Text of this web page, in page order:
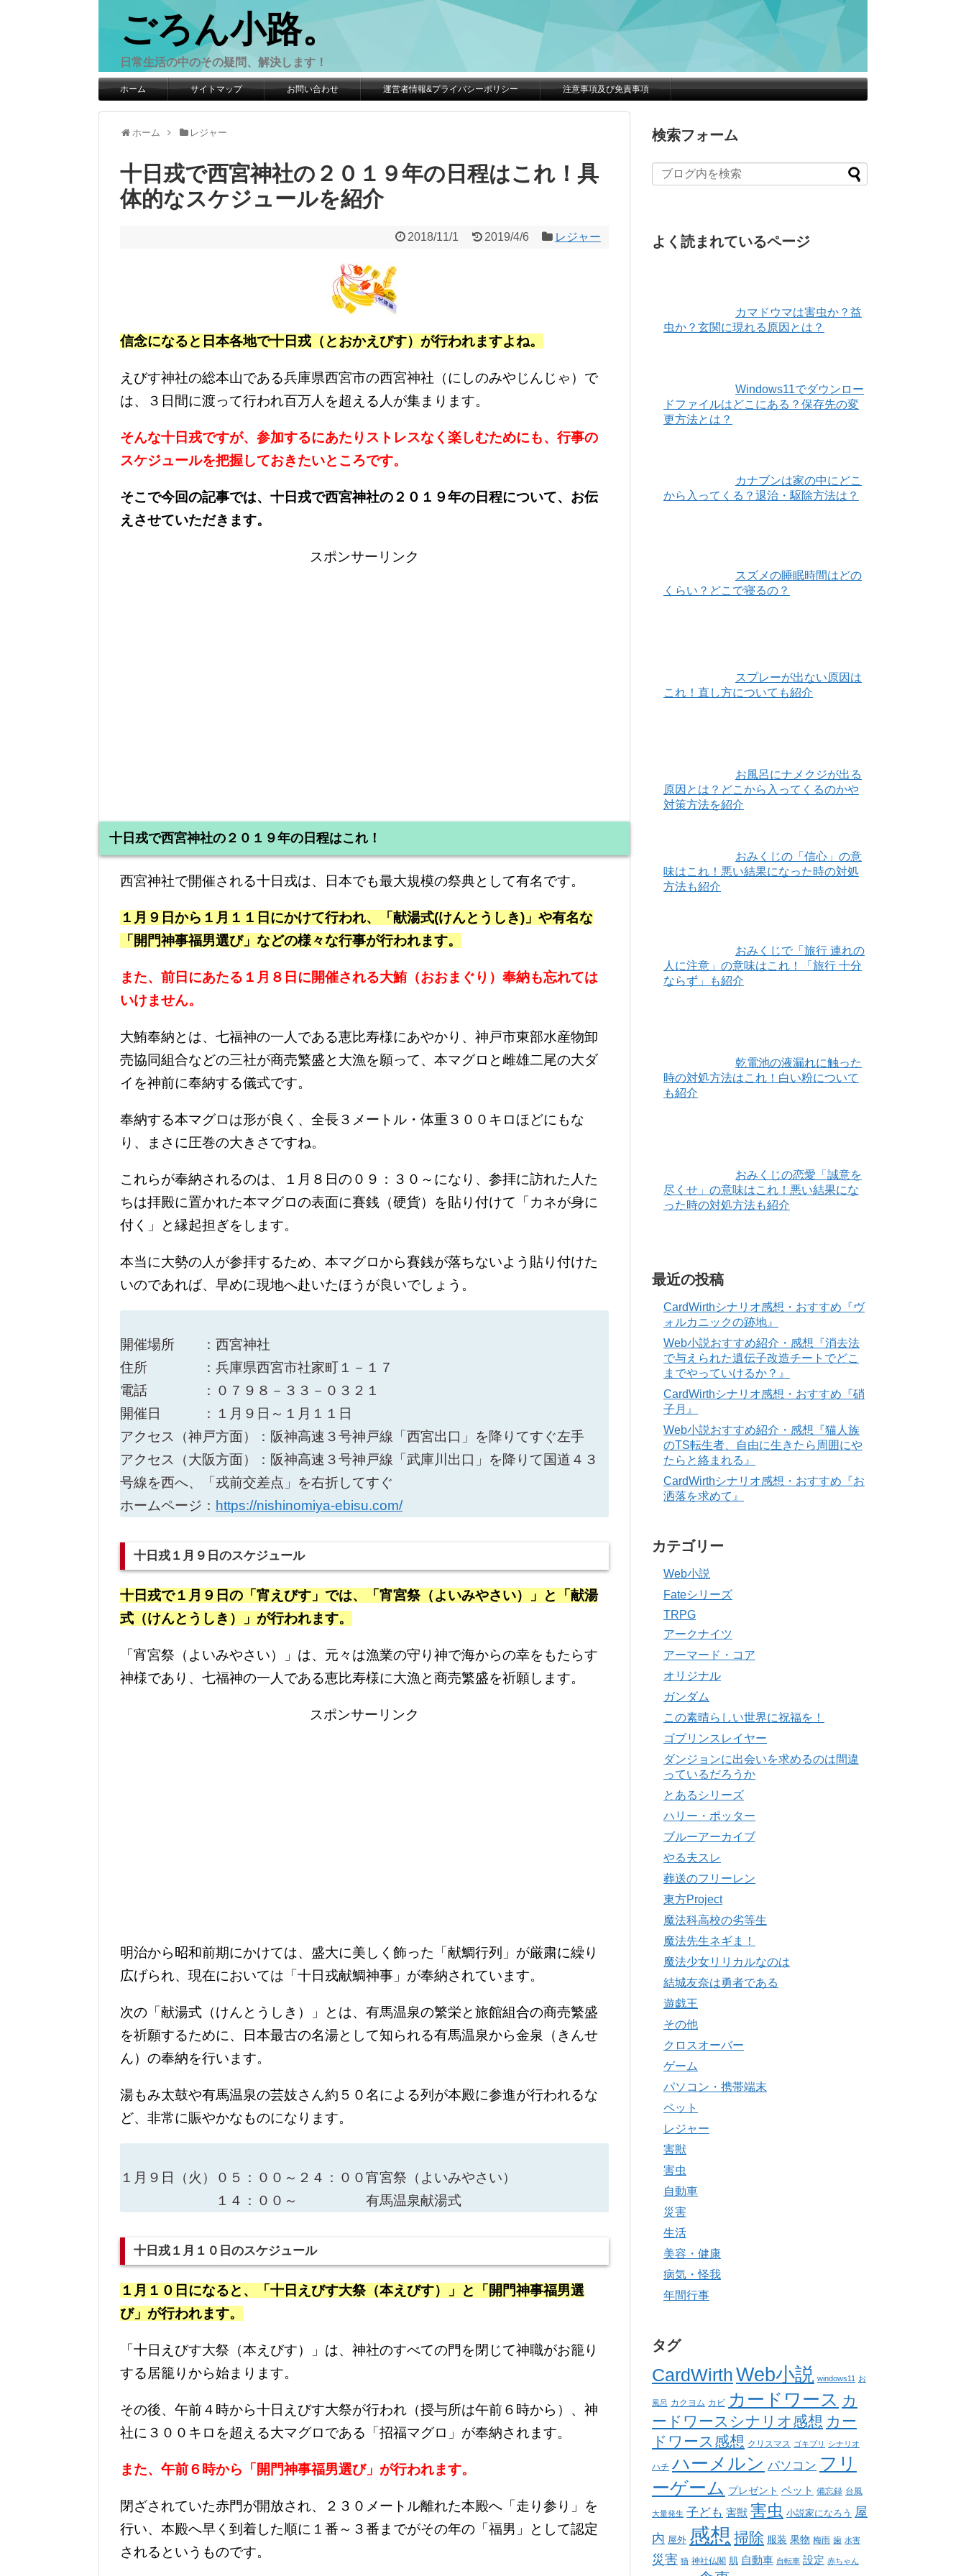
ごろん小路。
日常生活の中のその疑問、解決します！
ホーム サイトマップ お問い合わせ 運営者情報&プライバシーポリシー 注意事項及び免責事項
ホーム レジャー
十日戎で西宮神社の２０１９年の日程はこれ！具
体的なスケジュールを紹介
2018/11/1 2019/4/6 レジャー
信念になると日本各地で十日戎（とおかえびす）が行われますよね。
えびす神社の総本山である兵庫県西宮市の西宮神社（にしのみやじんじゃ）で
は、３日間に渡って行われ百万人を超える人が集まります。
そんな十日戎ですが、参加するにあたりストレスなく楽しむためにも、行事の
スケジュールを把握しておきたいところです。
そこで今回の記事では、十日戎で西宮神社の２０１９年の日程について、お伝
えさせていただきます。
スポンサーリンク
十日戎で西宮神社の２０１９年の日程はこれ！
西宮神社で開催される十日戎は、日本でも最大規模の祭典として有名です。
１月９日から１月１１日にかけて行われ、「献湯式(けんとうしき)」や有名な
「開門神事福男選び」などの様々な行事が行われます。
また、前日にあたる１月８日に開催される大鮪（おおまぐり）奉納も忘れては
いけません。
大鮪奉納とは、七福神の一人である恵比寿様にあやかり、神戸市東部水産物卸
売協同組合などの三社が商売繁盛と大漁を願って、本マグロと雌雄二尾の大ダ
イを神前に奉納する儀式です。
奉納する本マグロは形が良く、全長３メートル・体重３００キロほどにもな
り、まさに圧巻の大きさですね。
これらが奉納されるのは、１月８日の０９：３０～になり、参拝に訪れた人た
ちは拝殿に置かれた本マグロの表面に賽銭（硬貨）を貼り付けて「カネが身に
付く」と縁起担ぎをします。
本当に大勢の人が参拝するため、本マグロから賽銭が落ちないよう貼り付けた
いのであれば、早めに現地へ赴いたほうが良いでしょう。
開催場所 ：西宮神社
住所 ：兵庫県西宮市社家町１－１７
電話 ：０７９８－３３－０３２１
開催日 ：１月９日～１月１１日
アクセス（神戸方面）：阪神高速３号神戸線「西宮出口」を降りてすぐ左手
アクセス（大阪方面）：阪神高速３号神戸線「武庫川出口」を降りて国道４３
号線を西へ、「戎前交差点」を右折してすぐ
ホームページ： https://nishinomiya-ebisu.com/
十日戎１月９日のスケジュール
十日戎で１月９日の「宵えびす」では、「宵宮祭（よいみやさい）」と「献湯
式（けんとうしき）」が行われます。
「宵宮祭（よいみやさい）」は、元々は漁業の守り神で海からの幸をもたらす
神様であり、七福神の一人である恵比寿様に大漁と商売繁盛を祈願します。
スポンサーリンク
明治から昭和前期にかけては、盛大に美しく飾った「献鯛行列」が厳粛に繰り
広げられ、現在においては「十日戎献鯛神事」が奉納されています。
次の「献湯式（けんとうしき）」とは、有馬温泉の繁栄と旅館組合の商売繁盛
を祈願するために、日本最古の名湯として知られる有馬温泉から金泉（きんせ
ん）の奉納を行います。
湯もみ太鼓や有馬温泉の芸妓さん約５０名による列が本殿に参進が行われるな
ど、非常に賑やかなものになります。
１月９日（火）０５：００～２４：００宵宮祭（よいみやさい）
１４：００～ 有馬温泉献湯式
十日戎１月１０日のスケジュール
１月１０日になると、「十日えびす大祭（本えびす）」と「開門神事福男選
び」が行われます。
「十日えびす大祭（本えびす）」は、神社のすべての門を閉じて神職がお籠り
する居籠りから始まります。
その後、午前４時から十日えびす大祭が行われ（授与所は午前６時から）、神
社に３００キロを超える大マグロである「招福マグロ」が奉納されます。
また、午前６時から「開門神事福男選び」が行われます。
閉ざされていた赤門が開放され、２３０メートル離れた本殿へ「走り参り」を
行い、本殿へ早く到着した順に１番～３番までがその年の「福男」として認定
されるというものです。
検索フォーム
よく読まれているページ
カマドウマは害虫か？益
虫か？玄関に現れる原因とは？
Windows11でダウンロー
ドファイルはどこにある？保存先の変
更方法とは？
カナブンは家の中にどこ
から入ってくる？退治・駆除方法は？
スズメの睡眠時間はどの
くらい？どこで寝るの？
スプレーが出ない原因は
これ！直し方についても紹介
お風呂にナメクジが出る
原因とは？どこから入ってくるのかや
対策方法を紹介
おみくじの「信心」の意
味はこれ！悪い結果になった時の対処
方法も紹介
おみくじで「旅行 連れの
人に注意」の意味はこれ！「旅行 十分
ならず」も紹介
乾電池の液漏れに触った
時の対処方法はこれ！白い粉について
も紹介
おみくじの恋愛「誠意を
尽くせ」の意味はこれ！悪い結果にな
った時の対処方法も紹介
最近の投稿
CardWirthシナリオ感想・おすすめ『ヴ
ォルカニックの跡地』
Web小説おすすめ紹介・感想『消去法
で与えられた遺伝子改造チートでどこ
までやっていけるか？』
CardWirthシナリオ感想・おすすめ『硝
子月』
Web小説おすすめ紹介・感想『猫人族
のTS転生者、自由に生きたら周囲にや
たらと絡まれる』
CardWirthシナリオ感想・おすすめ『お
洒落を求めて』
カテゴリー
Web小説
Fateシリーズ
TRPG
アークナイツ
アーマード・コア
オリジナル
ガンダム
この素晴らしい世界に祝福を！
ゴブリンスレイヤー
ダンジョンに出会いを求めるのは間違
っているだろうか
とあるシリーズ
ハリー・ポッター
ブルーアーカイブ
やる夫スレ
葬送のフリーレン
東方Project
魔法科高校の劣等生
魔法先生ネギま！
魔法少女リリカルなのは
結城友奈は勇者である
遊戯王
その他
クロスオーバー
ゲーム
パソコン・携帯端末
ペット
レジャー
害獣
害虫
自動車
災害
生活
美容・健康
病気・怪我
年間行事
タグ
CardWirthWeb小説 windows11 お
風呂 カクヨム カビ カードワース カ
ードワースシナリオ感想 カー
ドワース感想 クリスマス ゴキブリ シナリオ
ハチ ハーメルン パソコン フリ
ーゲーム プレゼント ペット 備忘録 台風
大量発生 子ども 害獣 害虫 小説家になろう 屋
内 屋外 感想 掃除 服装 果物 梅雨 歯 水害
災害 猫 神社仏閣 肌 自動車 自転車 設定 赤ちゃん